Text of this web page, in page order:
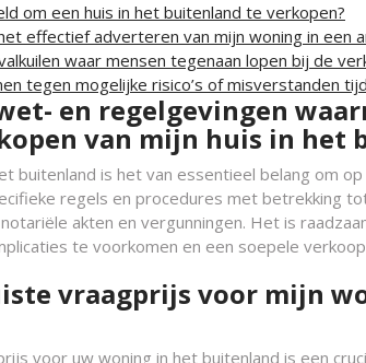
om een huis in het buitenland te verkopen?
effectief adverteren van mijn woning in een
waar mensen tegenaan lopen bij de
tegen mogelijke risico’s of misverstanden
en regelgevingen
van mijn huis in het
buitenland is het van essentieel belang om
regels en procedures met betrekking
akten en vergunningen. Het is
te voorkomen en een soepele
vraagprijs voor mijn
voor uw woning in het buitenland is een